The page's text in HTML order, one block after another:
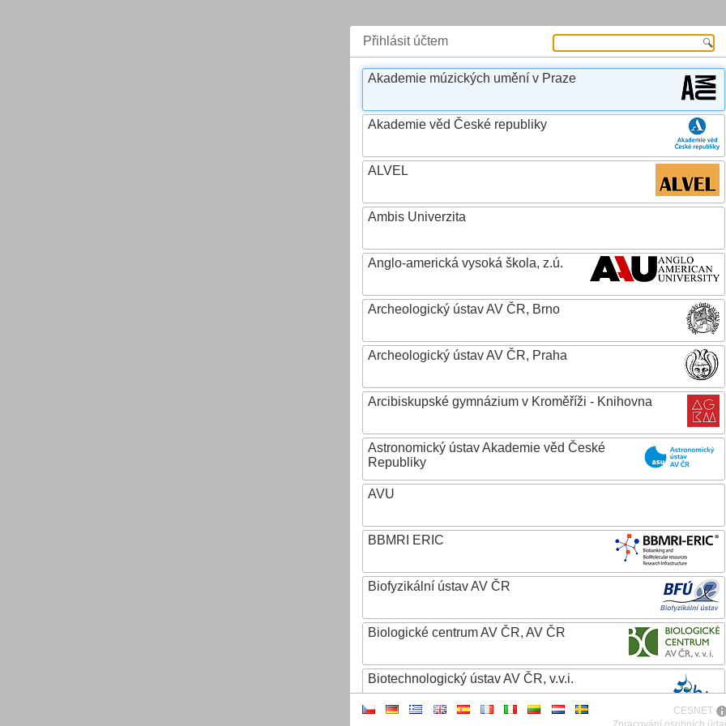
Přihlásit účtem
Akademie múzických umění v Praze
Akademie věd České republiky
ALVEL
Ambis Univerzita
Anglo-americká vysoká škola, z.ú.
Archeologický ústav AV ČR, Brno
Archeologický ústav AV ČR, Praha
Arcibiskupské gymnázium v Kroměříži - Knihovna
Astronomický ústav Akademie věd České
Republiky
AVU
BBMRI ERIC
Biofyzikální ústav AV ČR
Biologické centrum AV ČR, AV ČR
Biotechnologický ústav AV ČR, v.v.i.
CESNET